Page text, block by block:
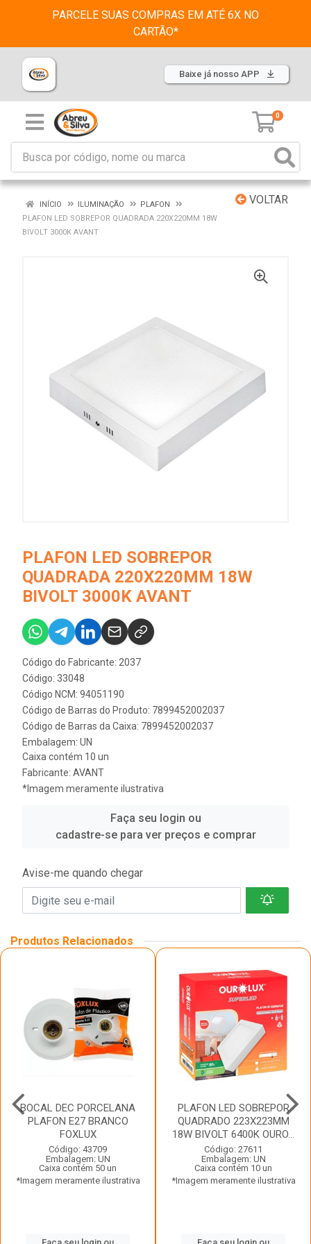
PARCELE SUAS COMPRAS EM ATÉ 6X NO
CARTÃO*
Baixe já nosso APP
0
VOLTAR
INÍCIO ILUMINAÇÃO
PLAFON
PLAFON LED SOBREPOR QUADRADA 220X220MM 18W
BIVOLT 3000K AVANT
PLAFON LED SOBREPOR
QUADRADA 220X220MM 18W
BIVOLT 3000K AVANT
Código do Fabricante: 2037
Código: 33048
Código NCM: 94051190
Código de Barras do Produto: 7899452002037
Código de Barras da Caixa: 7899452002037
Embalagem: UN
Caixa contém 10 un
Fabricante: AVANT
*Imagem meramente ilustrativa
Faça seu login ou
cadastre-se para ver preços e comprar
Avise-me quando chegar
Produtos Relacionados
BOCAL DEC PORCELANA
PLAFON E27 BRANCO
FOXLUX
Código: 43709
Embalagem: UN
Caixa contém 50 un
*Imagem meramente ilustrativa
PLAFON LED SOBREPOR
QUADRADO 223X223MM
18W BIVOLT 6400K OURO...
Código: 27611
Embalagem: UN
Caixa contém 10 un
*Imagem meramente ilustrativa